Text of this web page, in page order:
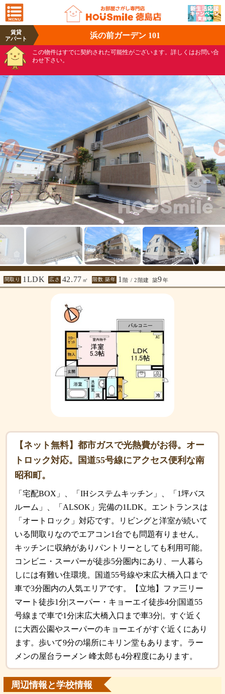
賃貸
アパート
浜の前ガーデン 101
この物件はすでに契約された可能性がございます。詳しくはお問い合
わせ下さい。
間取り 1LDK 広さ 42.77 ㎡ 階数 築年 1 階 / 2階建 築9年
【ネット無料】都市ガスで光熱費がお得。オー
トロック対応。国道55号線にアクセス便利な南
昭和町。
「宅配BOX」、「IHシステムキッチン」、「1坪バス
ルーム」、「ALSOK」完備の1LDK。エントランスは
「オートロック」対応です。リビングと洋室が続いて
いる間取りなのでエアコン1台でも問題有りません。
キッチンに収納がありパントリーとしても利用可能。
コンビニ・スーパーが徒歩5分圏内にあり、一人暮ら
しには有難い住環境。国道55号線や末広大橋入口まで
車で3分圏内の人気エリアです。【立地】ファ三リー
マート徒歩1分|スーパー・キョーエイ徒歩4分|国道55
号線まで車で1分|末広大橋入口まで車3分|。すぐ近く
に大西公園やスーパーのキョーエイがすぐ近くにあり
ます。歩いて9分の場所にキリン堂もあります。ラー
メンの屋台ラーメン 峰太郎も4分程度にあります。
周辺情報と学校情報